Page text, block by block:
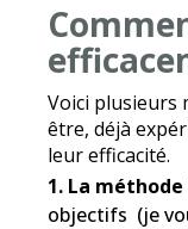
Voici plusieurs
être, déjà
leur efficacité.
1. La méthode
objectifs (je